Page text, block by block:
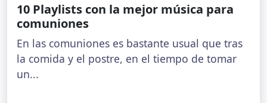
10 Playlists con la mejor música para
comuniones
En las comuniones es bastante usual que tras
la comida y el postre, en el tiempo de tomar
un...